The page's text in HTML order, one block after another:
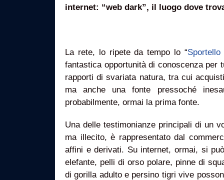
internet: “web dark”, il luogo dove
La rete, lo ripete da tempo lo “
fantastica opportunità di conoscenza per
rapporti di svariata natura, tra cui
ma anche una fonte pressoché
probabilmente, ormai la prima fonte.
Una delle testimonianze principali di un
ma illecito, è rappresentato dal
affini e derivati. Su internet, ormai, si
elefante, pelli di orso polare, pinne di
di gorilla adulto e persino tigri vive